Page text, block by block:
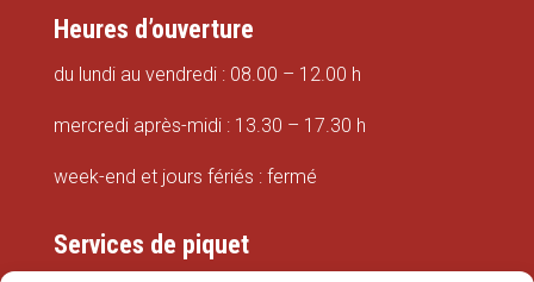
Heures d’ouverture
du lundi au vendredi : 08.00 – 12.00 h
mercredi après-midi : 13.30 – 17.30 h
week-end et jours fériés : fermé
Services de piquet